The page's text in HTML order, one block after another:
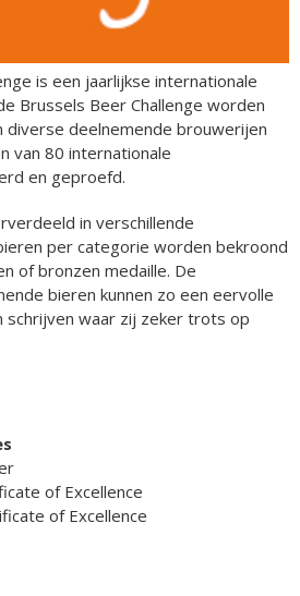
is een jaarlijkse internationale
Brussels Beer Challenge worden
diverse deelnemende brouwerijen
van 80 internationale
en geproefd.
in verschillende
per categorie worden bekroond
of bronzen medaille. De
bieren kunnen zo een eervolle
schrijven waar zij zeker trots op
of Excellence
of Excellence